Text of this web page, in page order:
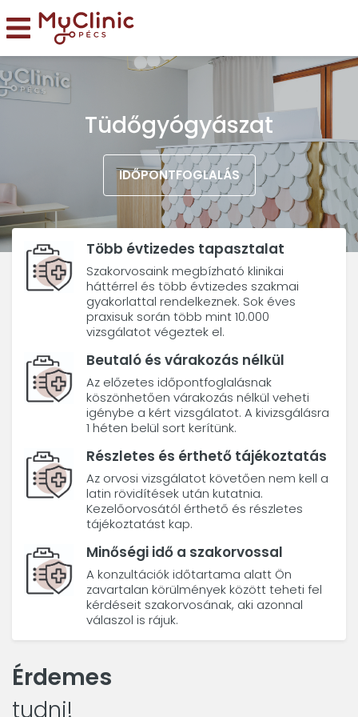
Tüdőgyógyászat
IDŐPONTFOGLALÁS
Több évtizedes tapasztalat
Szakorvosaink megbízható klinikai
háttérrel és több évtizedes szakmai
gyakorlattal rendelkeznek. Sok éves
praxisuk során több mint 10.000
vizsgálatot végeztek el.
Beutaló és várakozás nélkül
Az előzetes időpontfoglalásnak
köszönhetően várakozás nélkül veheti
igénybe a kért vizsgálatot. A kivizsgálásra
1 héten belül sort kerítünk.
Részletes és érthető tájékoztatás
Az orvosi vizsgálatot követően nem kell a
latin rövidítések után kutatnia.
Kezelőorvosától érthető és részletes
tájékoztatást kap.
Minőségi idő a szakorvossal
A konzultációk időtartama alatt Ön
zavartalan körülmények között teheti fel
kérdéseit szakorvosának, aki azonnal
válaszol is rájuk.
Érdemes
tudni!